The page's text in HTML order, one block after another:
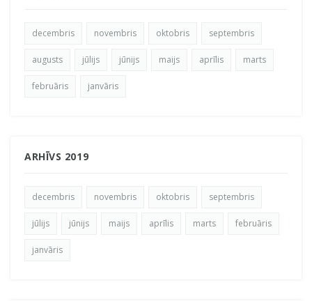
decembris novembris oktobris septembris
augusts jūlijs jūnijs maijs aprīlis marts
februāris janvāris
ARHĪVS 2019
decembris novembris oktobris septembris
jūlijs jūnijs maijs aprīlis marts februāris
janvāris